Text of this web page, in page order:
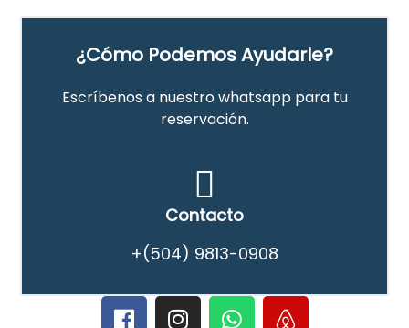
¿Cómo Podemos Ayudarle?
Escríbenos a nuestro whatsapp para tu
reservación.
Contacto
+(504) 9813-0908